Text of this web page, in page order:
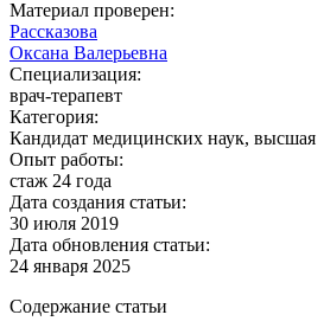
Материал проверен:
Рассказова
Оксана Валерьевна
Специализация:
врач-терапевт
Категория:
Кандидат медицинских наук, высшая
Опыт работы:
стаж 24 года
Дата создания статьи:
30 июля 2019
Дата обновления статьи:
24 января 2025
Содержание статьи